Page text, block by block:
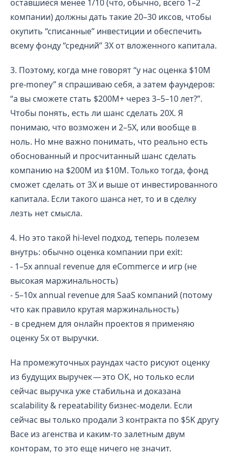
оставшиеся менее 1/10 (что, обычно, всего 1–2
компании) должны дать такие 20–30 иксов, чтобы
окупить “списанные” инвестиции и обеспечить
всему фонду “средний” 3Х от вложенного капитала.
3. Поэтому, когда мне говорят “у нас оценка $10M
pre-money” я спрашиваю себя, а затем фаундеров:
“а вы сможете стать $200M+ через 3–5–10 лет?”.
Чтобы понять, есть ли шанс сделать 20Х. Я
понимаю, что возможен и 2–5Х, или вообще в
ноль. Но мне важно понимать, что реально есть
обоснованный и просчитанный шанс сделать
компанию на $200M из $10M. Только тогда, фонд
сможет сделать от 3Х и выше от инвестированного
капитала. Если такого шанса нет, то и в сделку
лезть нет смысла.
4. Но это такой hi-level подход, теперь полезем
внутрь: обычно оценка компании при exit:
- 1–5x annual revenue для eCommerce и игр (не
высокая маржинальность)
- 5–10x annual revenue для SaaS компаний (потому
что как правило крутая маржинальность)
- в среднем для онлайн проектов я применяю
оценку 5х от выручки.
На промежуточных раундах часто рисуют оценку
из будущих выручек — это ОК, но только если
сейчас выручка уже стабильна и доказана
scalability & repeatability бизнес-модели. Если
сейчас вы только продали 3 контракта по $5K другу
Васе из агенства и каким-то залетным двум
конторам, то это еще ничего не значит.